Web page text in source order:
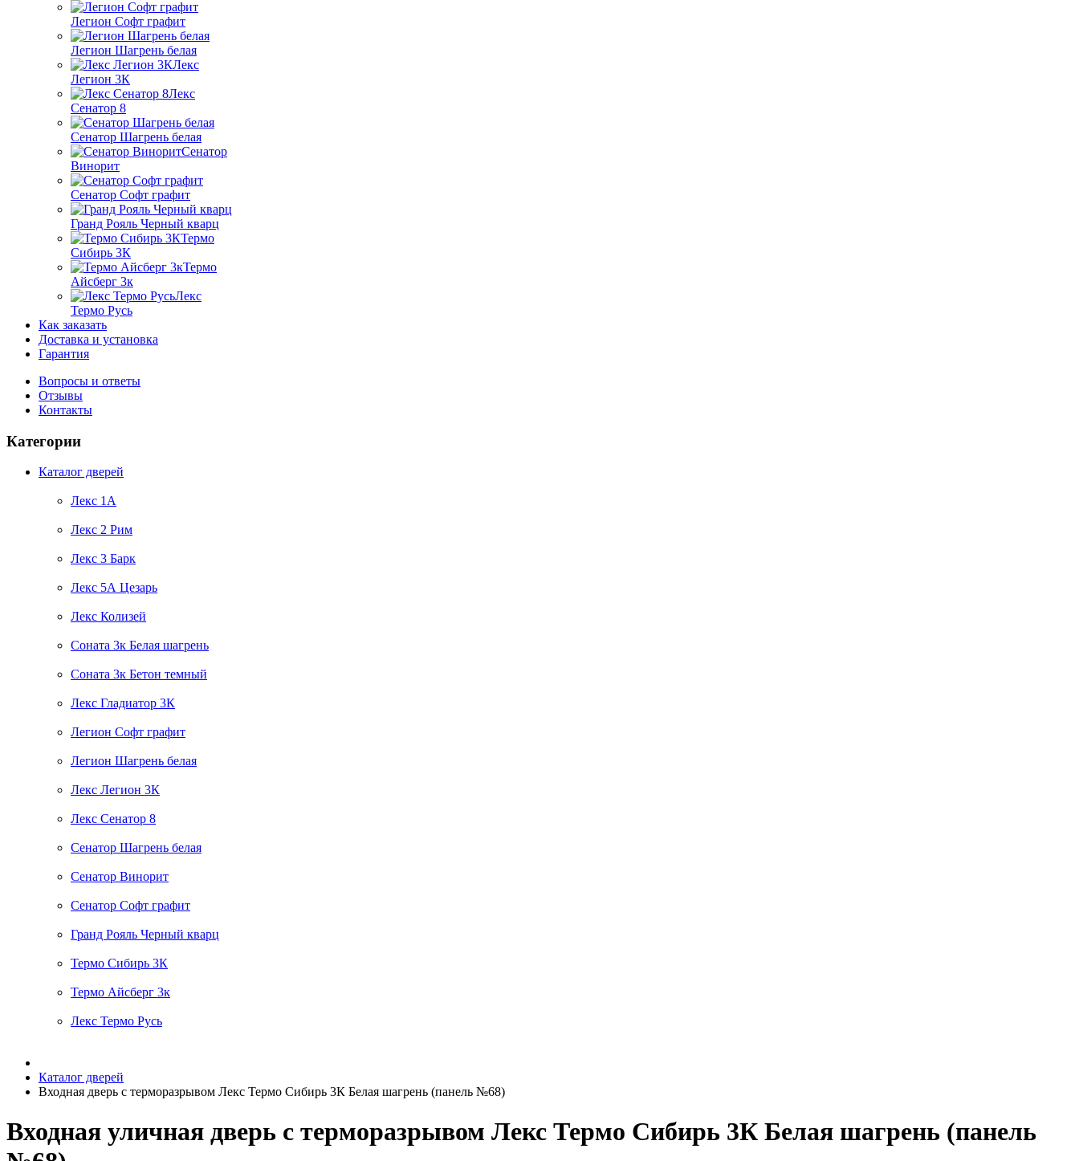
Легион Софт графит
Легион Шагрень белая
Лекс
Легион 3К
Лекс
Сенатор 8
Сенатор Шагрень белая
Сенатор
Винорит
Сенатор Софт графит
Гранд Рояль Черный кварц
Термо
Сибирь 3К
Термо
Айсберг 3к
Лекс
Термо Русь
Как заказать
Доставка и установка
Гарантия
Вопросы и ответы
Отзывы
Контакты
Категории
Каталог дверей
Лекс 1А
Лекс 2 Рим
Лекс 3 Барк
Лекс 5А Цезарь
Лекс Колизей
Соната 3к Белая шагрень
Соната 3к Бетон темный
Лекс Гладиатор 3К
Легион Софт графит
Легион Шагрень белая
Лекс Легион 3К
Лекс Сенатор 8
Сенатор Шагрень белая
Сенатор Винорит
Сенатор Софт графит
Гранд Рояль Черный кварц
Термо Сибирь 3К
Термо Айсберг 3к
Лекс Термо Русь
Каталог дверей
Входная дверь с терморазрывом Лекс Термо Сибирь 3К Белая шагрень (панель №68)
Входная уличная дверь с терморазрывом Лекс Термо Сибирь 3К Белая шагрень (панель